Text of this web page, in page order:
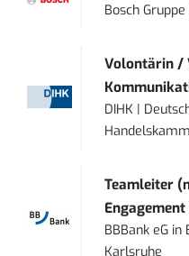
Bosch Gruppe
Volontärin /
DIHK |
Teamleiter
Engagement
BBBank eG in
Karlsruhe